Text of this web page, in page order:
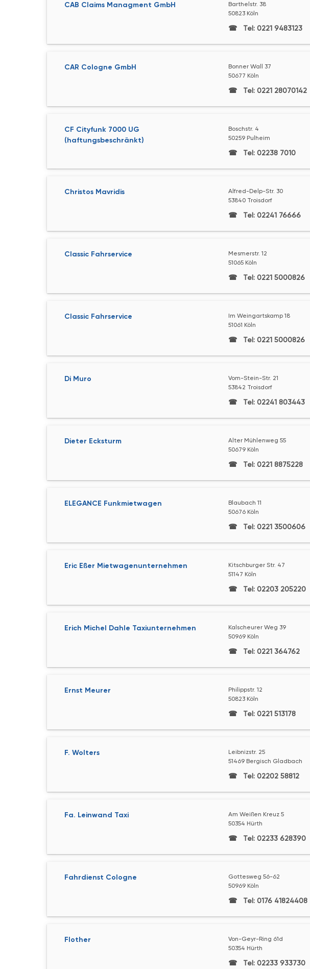
CAB Claims Managment GmbH
Barthelstr. 38
50823 Köln
Tel: 0221 9483123
CAR Cologne GmbH
Bonner Wall 37
50677 Köln
Tel: 0221 28070142
CF Cityfunk 7000 UG
(haftungsbeschränkt)
Boschstr. 4
50259 Pulheim
Tel: 02238 7010
Christos Mavridis
Alfred-Delp-Str. 30
53840 Troisdorf
Tel: 02241 76666
Classic Fahrservice
Mesmerstr. 12
51065 Köln
Tel: 0221 5000826
Classic Fahrservice
Im Weingartskamp 18
51061 Köln
Tel: 0221 5000826
Di Muro
Vom-Stein-Str. 21
53842 Troisdorf
Tel: 02241 803443
Dieter Ecksturm
Alter Mühlenweg 55
50679 Köln
Tel: 0221 8875228
ELEGANCE Funkmietwagen
Blaubach 11
50676 Köln
Tel: 0221 3500606
Eric Eßer Mietwagenunternehmen
Kitschburger Str. 47
51147 Köln
Tel: 02203 205220
Erich Michel Dahle Taxiunternehmen
Kalscheurer Weg 39
50969 Köln
Tel: 0221 364762
Ernst Meurer
Philippstr. 12
50823 Köln
Tel: 0221 513178
F. Wolters
Leibnizstr. 25
51469 Bergisch Gladbach
Tel: 02202 58812
Fa. Leinwand Taxi
Am Weißen Kreuz 5
50354 Hürth
Tel: 02233 628390
Fahrdienst Cologne
Gottesweg 56-62
50969 Köln
Tel: 0176 41824408
Flother
Von-Geyr-Ring 61d
50354 Hürth
Tel: 02233 933730